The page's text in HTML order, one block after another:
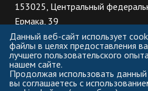
153025, Центральный
Ермака, 39
8 (800) 222-56-86 (Приемная
10 (Ректорат)
ПН-ЧТ: 8:30-17:00;
ПТ: 8:30-16:00;
Данный веб-сайт использует
файлы в целях предоставления
лучшего пользовательского
нашем сайте.
Продолжая использовать данный
вы соглашаетесь с